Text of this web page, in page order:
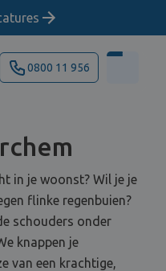
0800 11 956
in je woonst? Wil je je
flinke regenbuien?
schouders onder
knappen je
van een krachtige,